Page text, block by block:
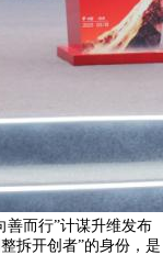
善而行”计谋升维发布
拆开创者”的身份，是